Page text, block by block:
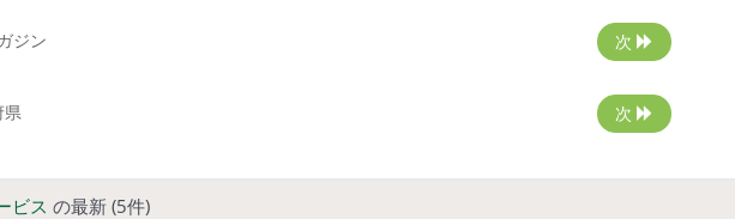
ジン 次
県 次
ビス の最新 (5件)